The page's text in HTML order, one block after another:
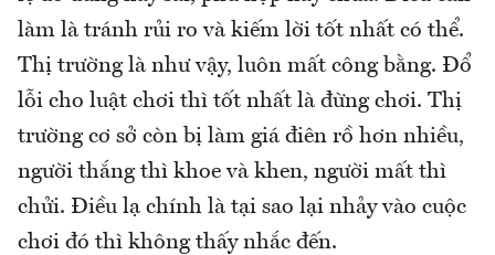
làm là tránh rủi ro và kiếm lời tốt nhất có thể.
Thị trường là như vậy, luôn mất công bằng. Đổ
lỗi cho luật chơi thì tốt nhất là đừng chơi. Thị
trường cơ sở còn bị làm giá điên rồ hơn nhiều,
người thắng thì khoe và khen, người mất thì
chửi. Điều lạ chính là tại sao lại nhảy vào cuộc
chơi đó thì không thấy nhắc đến.